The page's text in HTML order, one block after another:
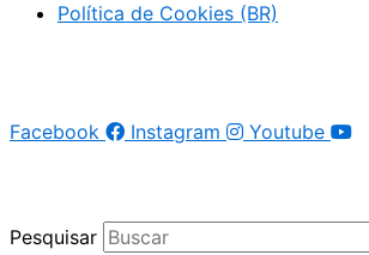
Política de Cookies (BR)
Facebook Instagram Youtube
Pesquisar